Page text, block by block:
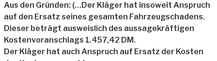
Aus den Gründen: (…Der Kläger hat insoweit Anspruch
auf den Ersatz seines gesamten Fahrzeugschadens.
Dieser beträgt ausweislich des aussagekräftigen
Kostenvoranschlags 1.457,42 DM.
Der Kläger hat auch Anspruch auf Ersatz der Kosten